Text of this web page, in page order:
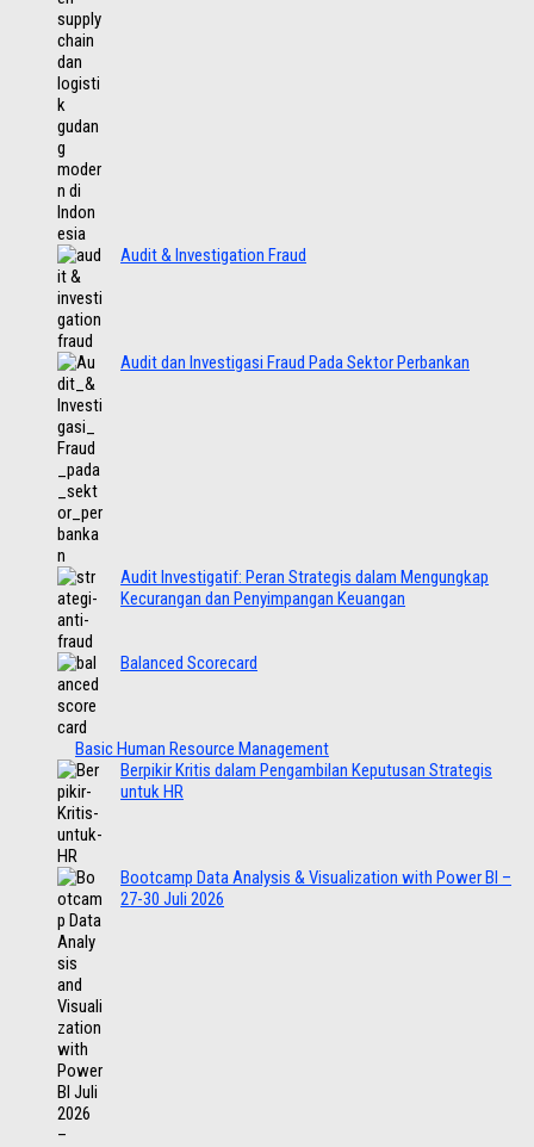
Audit & Investigation Fraud
Audit dan Investigasi Fraud Pada Sektor Perbankan
Audit Investigatif: Peran Strategis dalam Mengungkap
Kecurangan dan Penyimpangan Keuangan
Balanced Scorecard
Basic Human Resource Management
Berpikir Kritis dalam Pengambilan Keputusan Strategis
untuk HR
Bootcamp Data Analysis & Visualization with Power BI –
27-30 Juli 2026